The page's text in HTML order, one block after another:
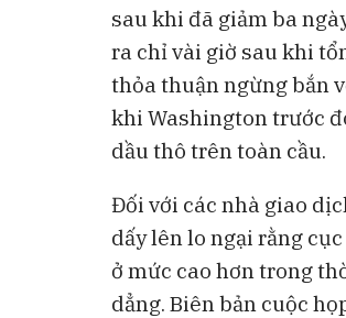
sau khi đã giảm ba
ra chỉ vài giờ sau khi
thỏa thuận ngừng bắn
khi Washington trước
dầu thô trên toàn cầu.
Đối với các nhà giao
dấy lên lo ngại rằng
ở mức cao hơn trong
dẳng. Biên bản cuộc
Lo ngại an ninh mạng sau các
thử nghiệm AI của OpenAI và